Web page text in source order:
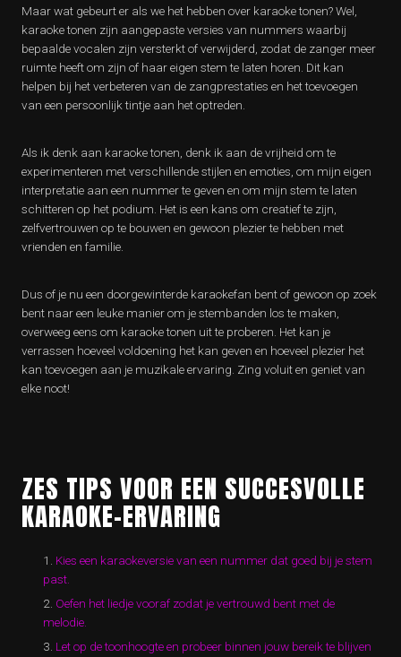
Maar wat gebeurt er als we het hebben over karaoke tonen? Wel,
karaoke tonen zijn aangepaste versies van nummers waarbij
bepaalde vocalen zijn versterkt of verwijderd, zodat de zanger meer
ruimte heeft om zijn of haar eigen stem te laten horen. Dit kan
helpen bij het verbeteren van de zangprestaties en het toevoegen
van een persoonlijk tintje aan het optreden.
Als ik denk aan karaoke tonen, denk ik aan de vrijheid om te
experimenteren met verschillende stijlen en emoties, om mijn eigen
interpretatie aan een nummer te geven en om mijn stem te laten
schitteren op het podium. Het is een kans om creatief te zijn,
zelfvertrouwen op te bouwen en gewoon plezier te hebben met
vrienden en familie.
Dus of je nu een doorgewinterde karaokefan bent of gewoon op zoek
bent naar een leuke manier om je stembanden los te maken,
overweeg eens om karaoke tonen uit te proberen. Het kan je
verrassen hoeveel voldoening het kan geven en hoeveel plezier het
kan toevoegen aan je muzikale ervaring. Zing voluit en geniet van
elke noot!
ZES TIPS VOOR EEN SUCCESVOLLE
KARAOKE-ERVARING
Kies een karaokeversie van een nummer dat goed bij je stem
past.
Oefen het liedje vooraf zodat je vertrouwd bent met de
melodie.
Let op de toonhoogte en probeer binnen jouw bereik te blijven